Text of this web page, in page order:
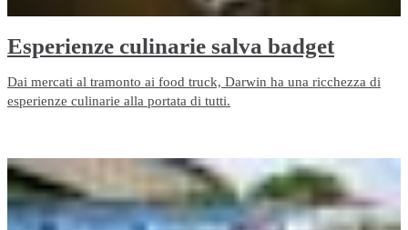
Esperienze culinarie salva badget
Dai mercati al tramonto ai food truck, Darwin ha una ricchezza di
esperienze culinarie alla portata di tutti.